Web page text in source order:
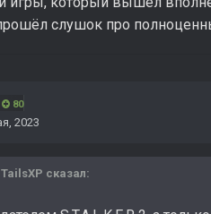
слушок про
80
2023
TailsXP сказал: